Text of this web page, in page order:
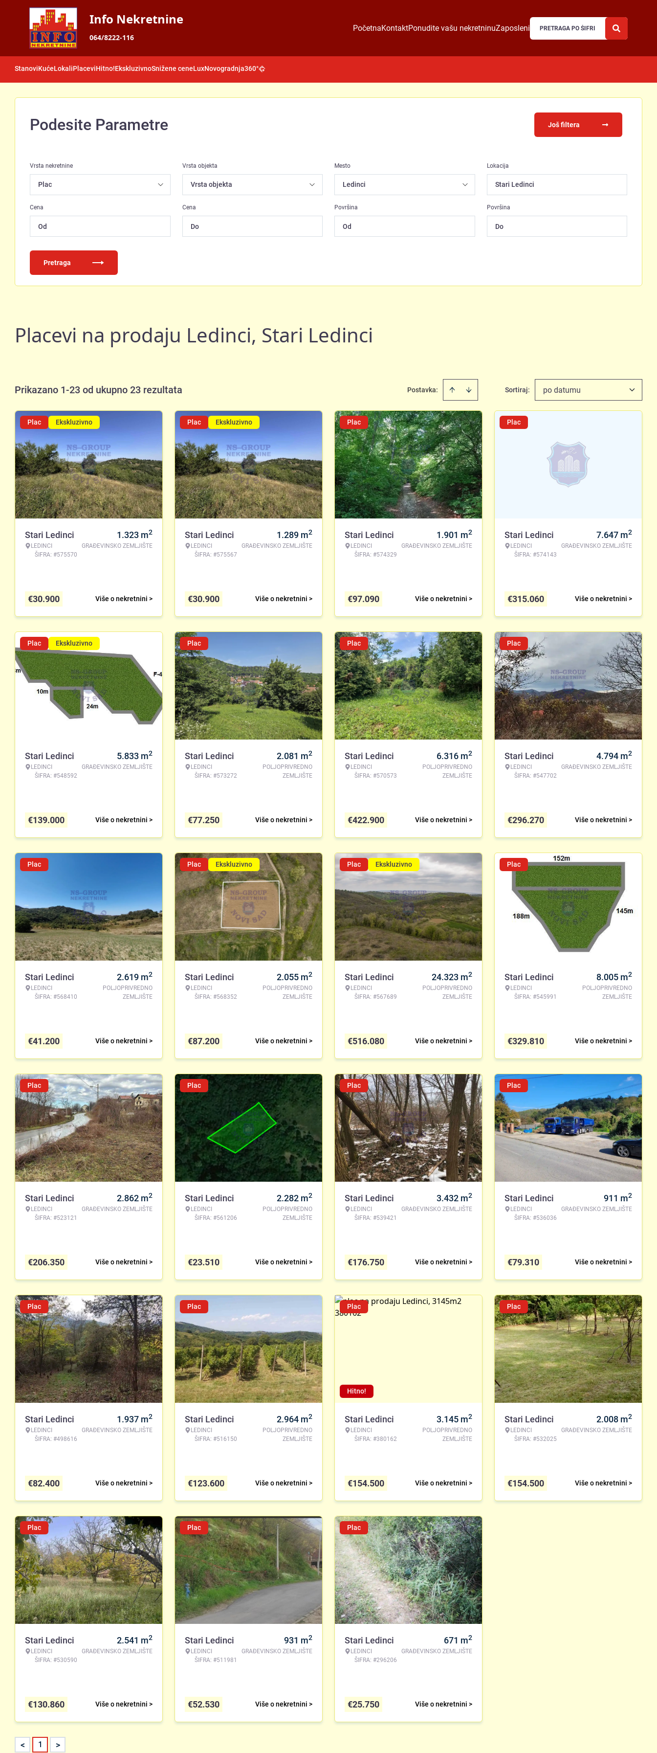
Info Nekretnine
064/8222-116
PočetnaKontaktPonudite vašu nekretninuZaposleni
StanoviKućeLokaliPlaceviHitno!EkskluzivnoSnižene ceneLuxNovogradnja360°
Podesite Parametre Još filtera
Vrsta nekretnine Vrsta objekta Mesto Lokacija
Stari Ledinci
Cena Cena Površina Površina
Pretraga
Placevi na prodaju Ledinci, Stari Ledinci
Prikazano 1-23 od ukupno 23 rezultata Postavka: Sortiraj: po datumu
Plac Ekskluzivno
Stari Ledinci
LEDINCI
ŠIFRA: #575570
1.323 m2
GRAĐEVINSKO ZEMLJIŠTE
Više o nekretnini >
€30.900
Plac Ekskluzivno
Stari Ledinci
LEDINCI
ŠIFRA: #575567
1.289 m2
GRAĐEVINSKO ZEMLJIŠTE
Više o nekretnini >
€30.900
Plac
Stari Ledinci
LEDINCI
ŠIFRA: #574329
1.901 m2
GRAĐEVINSKO ZEMLJIŠTE
Više o nekretnini >
€97.090
Plac
Stari Ledinci
LEDINCI
ŠIFRA: #574143
7.647 m2
GRAĐEVINSKO ZEMLJIŠTE
Više o nekretnini >
€315.060
Plac Ekskluzivno
Stari Ledinci
LEDINCI
ŠIFRA: #548592
5.833 m2
GRAĐEVINSKO ZEMLJIŠTE
Više o nekretnini >
€139.000
Plac
Stari Ledinci
LEDINCI
ŠIFRA: #573272
2.081 m2
POLJOPRIVREDNO
ZEMLJIŠTE
Više o nekretnini >
€77.250
Plac
Stari Ledinci
LEDINCI
ŠIFRA: #570573
6.316 m2
POLJOPRIVREDNO
ZEMLJIŠTE
Više o nekretnini >
€422.900
Plac
Stari Ledinci
LEDINCI
ŠIFRA: #547702
4.794 m2
GRAĐEVINSKO ZEMLJIŠTE
Više o nekretnini >
€296.270
Plac
Stari Ledinci
LEDINCI
ŠIFRA: #568410
2.619 m2
POLJOPRIVREDNO
ZEMLJIŠTE
Više o nekretnini >
€41.200
Plac Ekskluzivno
Stari Ledinci
LEDINCI
ŠIFRA: #568352
2.055 m2
POLJOPRIVREDNO
ZEMLJIŠTE
Više o nekretnini >
€87.200
Plac Ekskluzivno
Stari Ledinci
LEDINCI
ŠIFRA: #567689
24.323 m2
POLJOPRIVREDNO
ZEMLJIŠTE
Više o nekretnini >
€516.080
Plac
Stari Ledinci
LEDINCI
ŠIFRA: #545991
8.005 m2
POLJOPRIVREDNO
ZEMLJIŠTE
Više o nekretnini >
€329.810
Plac
Stari Ledinci
LEDINCI
ŠIFRA: #523121
2.862 m2
GRAĐEVINSKO ZEMLJIŠTE
Više o nekretnini >
€206.350
Plac
Stari Ledinci
LEDINCI
ŠIFRA: #561206
2.282 m2
POLJOPRIVREDNO
ZEMLJIŠTE
Više o nekretnini >
€23.510
Plac
Stari Ledinci
LEDINCI
ŠIFRA: #539421
3.432 m2
GRAĐEVINSKO ZEMLJIŠTE
Više o nekretnini >
€176.750
Plac
Stari Ledinci
LEDINCI
ŠIFRA: #536036
911 m2
GRAĐEVINSKO ZEMLJIŠTE
Više o nekretnini >
€79.310
Plac
Stari Ledinci
LEDINCI
ŠIFRA: #498616
1.937 m2
GRAĐEVINSKO ZEMLJIŠTE
Više o nekretnini >
€82.400
Plac
Stari Ledinci
LEDINCI
ŠIFRA: #516150
2.964 m2
POLJOPRIVREDNO
ZEMLJIŠTE
Više o nekretnini >
€123.600
Plac
Hitno!
Stari Ledinci
LEDINCI
ŠIFRA: #380162
3.145 m2
POLJOPRIVREDNO
ZEMLJIŠTE
Više o nekretnini >
€154.500
Plac
Stari Ledinci
LEDINCI
ŠIFRA: #532025
2.008 m2
GRAĐEVINSKO ZEMLJIŠTE
Više o nekretnini >
€154.500
Plac
Stari Ledinci
LEDINCI
ŠIFRA: #530590
2.541 m2
GRAĐEVINSKO ZEMLJIŠTE
Više o nekretnini >
€130.860
Plac
Stari Ledinci
LEDINCI
ŠIFRA: #511981
931 m2
GRAĐEVINSKO ZEMLJIŠTE
Više o nekretnini >
€52.530
Plac
Stari Ledinci
LEDINCI
ŠIFRA: #296206
671 m2
GRAĐEVINSKO ZEMLJIŠTE
Više o nekretnini >
€25.750
< 1 >